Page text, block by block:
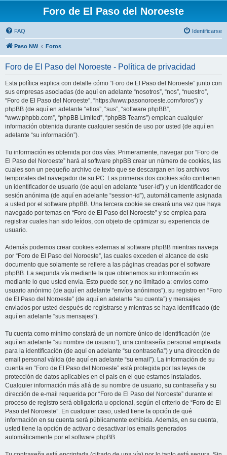
Foro de El Paso del Noroeste
FAQ Identificarse
Paso NW Foros
Foro de El Paso del Noroeste - Política de privacidad
Esta política explica con detalle cómo “Foro de El Paso del Noroeste” junto con
sus empresas asociadas (de aquí en adelante “nosotros”, “nos”, “nuestro”,
“Foro de El Paso del Noroeste”, “https://www.pasonoroeste.com/foros”) y
phpBB (de aquí en adelante “ellos”, “sus”, “software phpBB”,
“www.phpbb.com”, “phpBB Limited”, “phpBB Teams”) emplean cualquier
información obtenida durante cualquier sesión de uso por usted (de aquí en
adelante “su información”).
Tu información es obtenida por dos vías. Primeramente, navegar por “Foro de
El Paso del Noroeste” hará al software phpBB crear un número de cookies, las
cuales son un pequeño archivo de texto que se descargan en los archivos
temporales del navegador de su PC. Las primeras dos cookies sólo contienen
un identificador de usuario (de aquí en adelante “user-id”) y un identificador de
sesión anónima (de aquí en adelante “session-id”), automáticamente asignada
a usted por el software phpBB. Una tercera cookie se creará una vez que haya
navegado por temas en “Foro de El Paso del Noroeste” y se emplea para
registrar cuales han sido leídos, con objeto de optimizar su experiencia de
usuario.
Además podemos crear cookies externas al software phpBB mientras navega
por “Foro de El Paso del Noroeste”, las cuales exceden el alcance de este
documento que solamente se refiere a las páginas creadas por el software
phpBB. La segunda vía mediante la que obtenemos su información es
mediante lo que usted envía. Esto puede ser, y no limitado a: envíos como
usuario anónimo (de aquí en adelante “envíos anónimos”), su registro en “Foro
de El Paso del Noroeste” (de aquí en adelante “su cuenta”) y mensajes
enviados por usted después de registrarse y mientras se haya identificado (de
aquí en adelante “sus mensajes”).
Tu cuenta como mínimo constará de un nombre único de identificación (de
aquí en adelante “su nombre de usuario”), una contraseña personal empleada
para la identificación (de aquí en adelante “su contraseña”) y una dirección de
email personal válida (de aquí en adelante “su email”). La información de su
cuenta en “Foro de El Paso del Noroeste” está protegida por las leyes de
protección de datos aplicables en el país en el que estamos instalados.
Cualquier información más allá de su nombre de usuario, su contraseña y su
dirección de e-mail requerida por “Foro de El Paso del Noroeste” durante el
proceso de registro será obligatoria u opcional, según el criterio de “Foro de El
Paso del Noroeste”. En cualquier caso, usted tiene la opción de qué
información en su cuenta será públicamente exhibida. Además, en su cuenta,
usted tiene la opción de activar o desactivar los emails generados
automáticamente por el software phpBB.